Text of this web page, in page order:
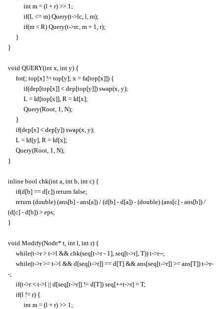
int m = (l + r) >> 1;
if(L <= m) Query(t->lc, l, m);
if(m < R) Query(t->rc, m + 1, r);
}
}
void QUERY(int x, int y) {
for(; top[x] != top[y]; x = fa[top[x]]) {
if(dep[top[x]] < dep[top[y]]) swap(x, y);
L = Id[top[x]], R = Id[x];
Query(Root, 1, N);
}
if(dep[x] < dep[y]) swap(x, y);
L = Id[y], R = Id[x];
Query(Root, 1, N);
}
inline bool chk(int a, int b, int c) {
if(d[b] == d[c]) return false;
return (double) (ans[b] - ans[a]) / (d[b] - d[a]) - (double) (ans[c] - ans[b]) /
(d[c] - d[b]) > eps;
}
void Modify(Node* t, int l, int r) {
while(t->r > t->l && chk(seq[t->r - 1], seq[t->r], T)) t->r--;
while(t->r >= t->l && d[seq[t->r]] == d[T] && ans[seq[t->r]] >= ans[T]) t->r-
-;
if(t->r < t->l || d[seq[t->r]] != d[T]) seq[++t->r] = T;
if(l != r) {
int m = (l + r) >> 1;